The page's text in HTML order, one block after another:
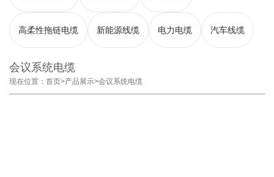
高柔性拖链电缆 新能源线缆 电力电缆 汽车线缆
现在位置： 首页>产品展示>会议系统电缆
会议系统电缆